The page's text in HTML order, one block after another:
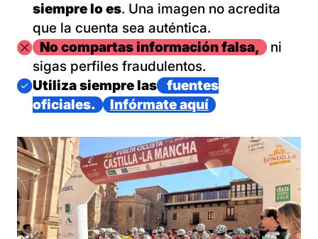
siempre lo es. Una imagen no acredita
que la cuenta sea auténtica.
ImagenNo compartas información falsa,
ni
sigas perfiles fraudulentos.
Imagen
Utiliza siempre las
fuentes
oficiales.
Infórmate aquí